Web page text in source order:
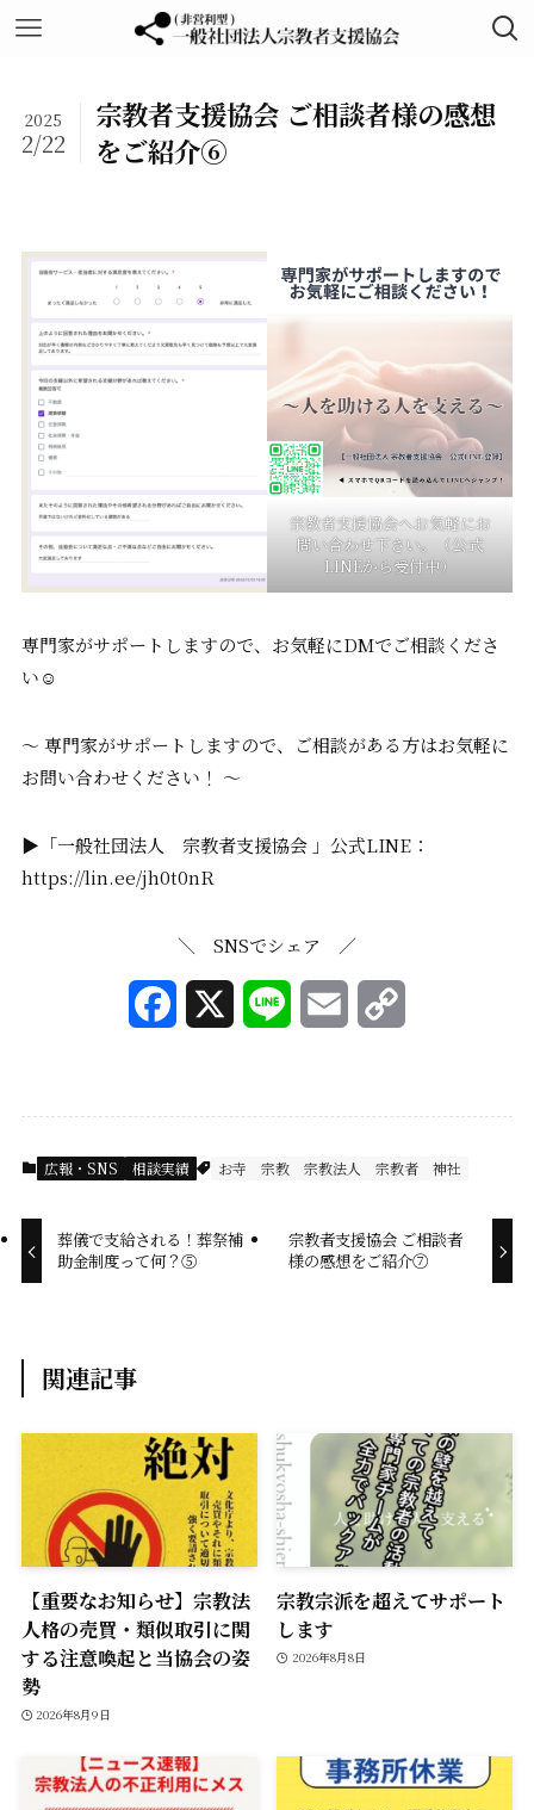
宗教者支援協会 ご相談者様の感想
をご紹介⑥
2025
2/22
宗教者支援協会へお気軽にお
問い合わせ下さい。（公式
LINEから受付中）
専門家がサポートしますので、お気軽にDMでご相談くださ
い☺️
〜 専門家がサポートしますので、ご相談がある方はお気軽に
お問い合わせください！ 〜
▶「一般社団法人 宗教者支援協会 」公式LINE：
https://lin.ee/jh0t0nR
＼ SNSでシェア ／
o
i
広報・SNS 相談実績 お寺 宗教 宗教法人 宗教者 神社
葬儀で支給される！葬祭補
助金制度って何？⑤
宗教者支援協会 ご相談者
様の感想をご紹介⑦
関連記事
【重要なお知らせ】宗教法
人格の売買・類似取引に関
する注意喚起と当協会の姿
勢
2026年8月9日
宗教宗派を超えてサポート
します
2026年8月8日